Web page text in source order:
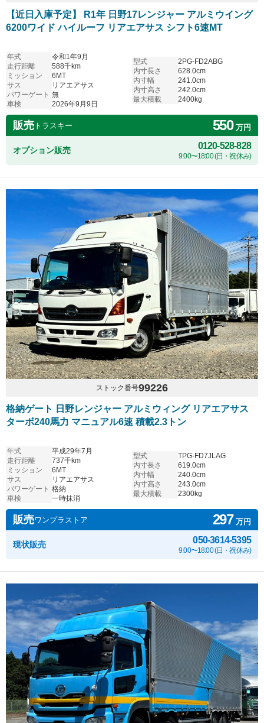
【近日入庫予定】 R1年 日野17レンジャー アルミウイング
6200ワイド ハイルーフ リアエアサス シフト6速MT
年式
令和1年9月
走行距離
588千km
ミッション
6MT
サス
リアエアサス
パワーゲート 無
車検
2026年9月9日
型式
2PG-FD2ABG
内寸長さ
628.0cm
内寸幅
241.0cm
内寸高さ
242.0cm
最大積載
2400kg
販売 トラスキー 550万円
オプション販売 0120-528-828
9:00〜18:00 (日・祝休み)
ストック番号99226
格納ゲート 日野レンジャー アルミウィング リアエアサス
ターボ240馬力 マニュアル6速 積載2.3トン
年式
平成29年7月
走行距離
737千km
ミッション
6MT
サス
リアエアサス
パワーゲート 格納
車検
一時抹消
型式
TPG-FD7JLAG
内寸長さ
619.0cm
内寸幅
240.0cm
内寸高さ
243.0cm
最大積載
2300kg
販売ワンプラストア 297 万円
現状販売 050-3614-5395
9:00〜18:00 (日・祝休み)